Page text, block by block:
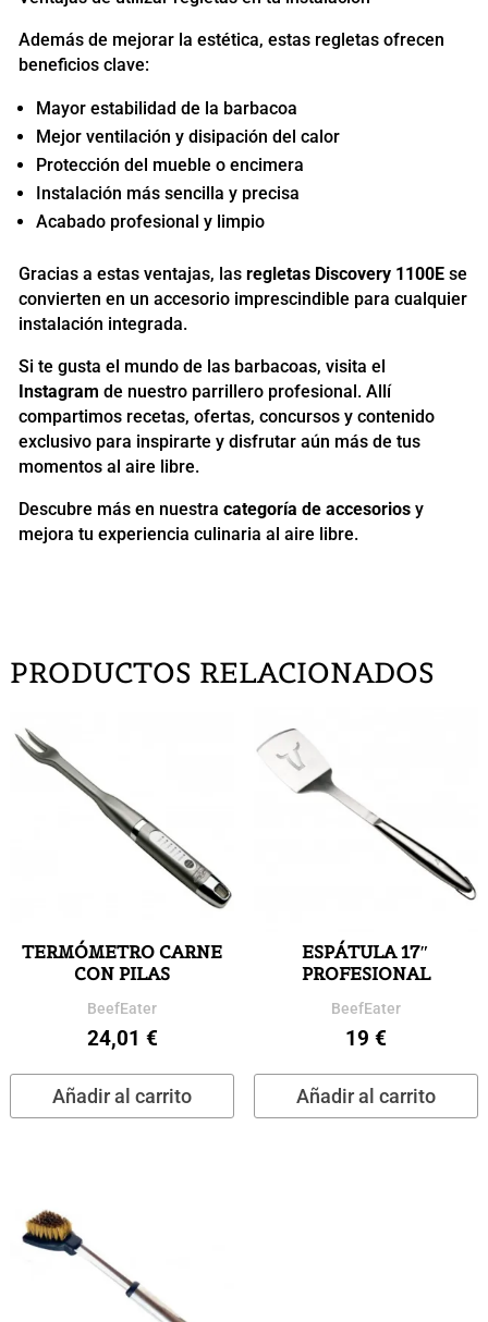
Además de mejorar la estética, estas regletas ofrecen
beneficios clave:
Mayor estabilidad de la barbacoa
Mejor ventilación y disipación del calor
Protección del mueble o encimera
Instalación más sencilla y precisa
Acabado profesional y limpio
Gracias a estas ventajas, las regletas Discovery 1100Ese
convierten en un accesorio imprescindible para cualquier
instalación integrada.
Si te gusta el mundo de las barbacoas, visita el
Instagram de nuestro parrillero profesional. Allí
compartimos recetas, ofertas, concursos y contenido
exclusivo para inspirarte y disfrutar aún más de tus
momentos al aire libre.
Descubre más en nuestra categoría de accesoriosy
mejora tu experiencia culinaria al aire libre.
PRODUCTOS RELACIONADOS
TERMÓMETRO CARNE
CON PILAS
BeefEater
24,01 €
Añadir al carrito
ESPÁTULA 17″
PROFESIONAL
BeefEater
19 €
Añadir al carrito